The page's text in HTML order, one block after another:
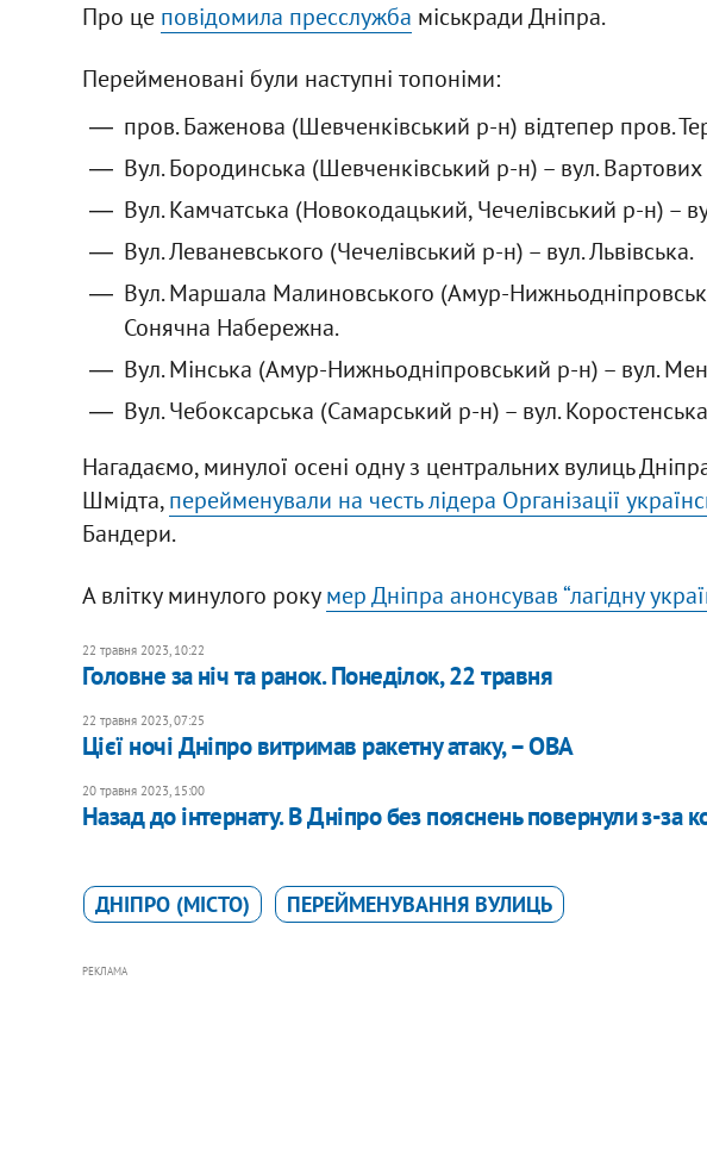
Про це повідомила пресслужба міськради Дніпра.
Перейменовані були наступні топоніми:
пров. Баженова (Шевченківський р-н) відтепер пров.
Вул. Бородинська (Шевченківський р-н) – вул.
Вул. Камчатська (Новокодацький, Чечелівський р-н) –
Вул. Леваневського (Чечелівський р-н) – вул. Львівська.
Вул. Маршала Малиновського (Амур-
Сонячна Набережна.
Вул. Мінська (Амур-Нижньодніпровський р-н) – вул.
Вул. Чебоксарська (Самарський р-н) – вул.
Нагадаємо, минулої осені одну з центральних вулиць
Шмідта,перейменували на честь лідера Організації
Бандери.
А влітку минулого рокумер Дніпра анонсував “лагідну
22 травня 2023, 10:22
Головне за ніч та ранок. Понеділок, 22 травня
22 травня 2023, 07:25
Цієї ночі Дніпро витримав ракетну атаку, – ОВА
20 травня 2023, 15:00
Назад до інтернату. В Дніпро без пояснень повернули з-за
ДНІПРО (МІСТО) ПЕРЕЙМЕНУВАННЯ ВУЛИЦЬ
РЕКЛАМА